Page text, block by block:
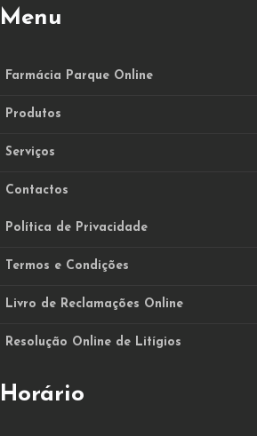
Menu
Farmácia Parque Online
Produtos
Serviços
Contactos
Política de Privacidade
Termos e Condições
Livro de Reclamações Online
Resolução Online de Litígios
Horário